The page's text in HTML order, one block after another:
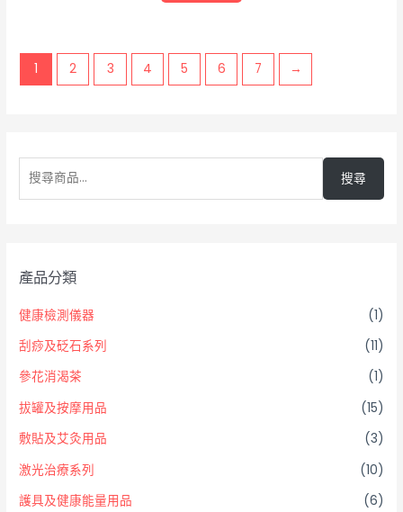
搜尋
產品分類
健康檢測儀器
(1)
刮痧及砭石系列
(11)
參花消渴茶
(1)
拔罐及按摩用品
(15)
敷貼及艾灸用品
(3)
激光治療系列
(10)
護具及健康能量用品
(6)
1 2 3 4 5 6 7 →